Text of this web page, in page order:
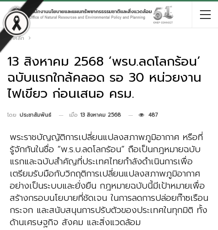
หน้าหลัก
13 สิงหาคม 2568 ‘พรบ.ลดโลกร้อน’
ฉบับแรกใกล้คลอด รอ 30 หน่วยงาน
ไฟเขียว ก่อนเสนอ ครม.
โดย ประชาสัมพันธ์ เมื่อ 13 สิงหาคม 2568 487
พระราชบัญญัติการเปลี่ยนแปลงสภาพภูมิอากาศ หรือที่
รู้จักกันในชื่อ “พ.ร.บ.ลดโลกร้อน” ถือเป็นกฎหมายฉบับ
แรกและฉบับสำคัญที่ประเทศไทยกำลังดำเนินการเพื่อ
เตรียมรับมือกับวิกฤติการเปลี่ยนแปลงสภาพภูมิอากาศ
อย่างเป็นระบบและยั่งยืน กฎหมายฉบับนี้มีเป้าหมายเพื่อ
สร้างกรอบนโยบายที่ชัดเจน ในการลดการปล่อยก๊าซเรือน
กระจก และสนับสนุนการปรับตัวของประเทศในทุกมิติ ทั้ง
ด้านเศรษฐกิจ สังคม และสิ่งแวดล้อม